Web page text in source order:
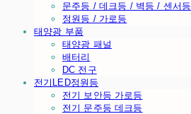
문주등 / 데크등 / 벽등 / 센서등
정원등 / 가로등
태양광 부품
태양광 패널
배터리
DC 전구
전기LED정원등
전기 보안등 가로등
전기 문주등 데크등